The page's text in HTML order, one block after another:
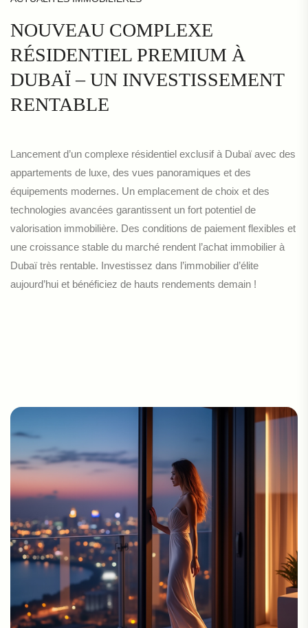
NOUVEAU COMPLEXE
RÉSIDENTIEL PREMIUM À
DUBAÏ – UN INVESTISSEMENT
RENTABLE
Lancement d’un complexe résidentiel exclusif à Dubaï avec des
appartements de luxe, des vues panoramiques et des
équipements modernes. Un emplacement de choix et des
technologies avancées garantissent un fort potentiel de
valorisation immobilière. Des conditions de paiement flexibles et
une croissance stable du marché rendent l’achat immobilier à
Dubaï très rentable. Investissez dans l’immobilier d’élite
aujourd’hui et bénéficiez de hauts rendements demain !